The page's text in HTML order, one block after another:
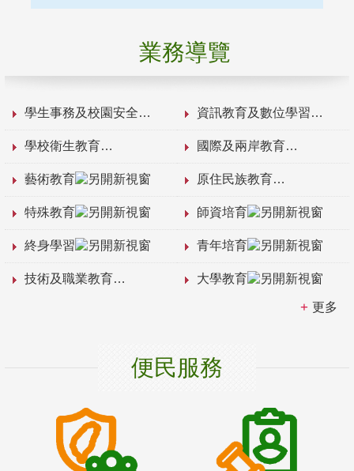
業務導覽
學生事務及校園安全 資訊教育及數位學習
學校衛生教育 國際及兩岸教育
藝術教育 原住民族教育
特殊教育 師資培育
終身學習 青年培育
技術及職業教育 大學教育
更多
便民服務